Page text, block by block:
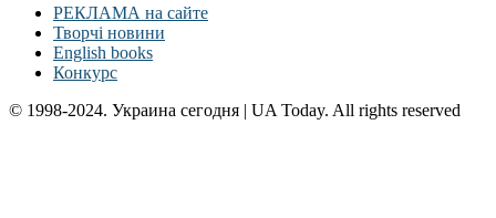
РЕКЛАМА на сайте
Творчі новини
English books
Конкурс
© 1998-2024. Украина сегодня | UA Today. All rights reserved